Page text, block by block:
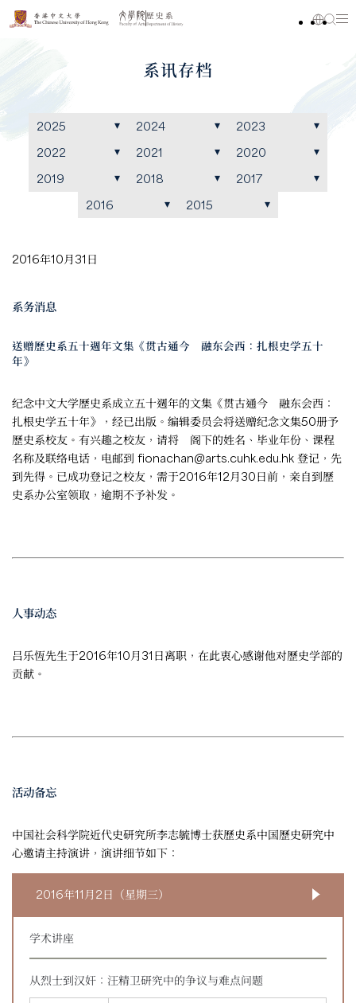
系讯存档
2025 2024
2023
2022
2021
2020
2019
2018
2017
2016
2015
2016年10月31日
系务消息
送赠歷史系五十週年文集《贯古通今 融东会西：扎根史学五十
年》
纪念中文大学歷史系成立五十週年的文集《贯古通今 融东会西：
扎根史学五十年》，经已出版。编辑委员会将送赠纪念文集50册予
歷史系校友。有兴趣之校友，请将 阁下的姓名、毕业年份、课程
名称及联络电话，电邮到 fionachan@arts.cuhk.edu.hk 登记，先
到先得。已成功登记之校友，需于2016年12月30日前，亲自到歷
史系办公室领取，逾期不予补发。
人事动态
吕乐恆先生于2016年10月31日离职，在此衷心感谢他对歷史学部的
贡献。
活动备忘
中国社会科学院近代史研究所李志毓博士获歷史系中国歷史研究中
心邀请主持演讲，演讲细节如下：
2016年11月2日（星期三）
学术讲座
从烈士到汉奸：汪精卫研究中的争议与难点问题